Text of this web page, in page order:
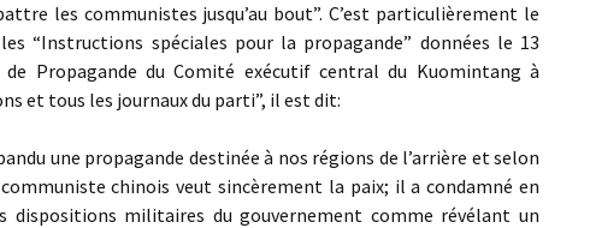
les communistes jusqu’au bout”. C’est particulièrement le
“Instructions spéciales pour la propagande” données le 13
Propagande du Comité exécutif central du Kuomintang à
et tous les journaux du parti”, il est dit:
une propagande destinée à nos régions de l’arrière et selon
chinois veut sincèrement la paix; il a condamné en
dispositions militaires du gouvernement comme révélant un